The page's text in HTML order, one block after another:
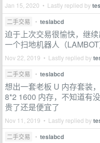
Jan 15, 2020 • Lastly replied by
二手交易 • teslabcd
迫于上次交易很愉快，继
一个扫地机器人（LAMBOT
Nov 22, 2019 • Lastly replied by
二手交易 • teslabcd
想出一套老板 U 内存套装
8*2 1600 内存，不知道有
贵了还是便宜了
Nov 11, 2019 • Lastly replied by
二手交易 • teslabcd